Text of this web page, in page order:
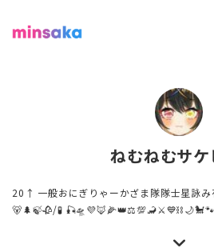
ねむねむサケ
20↑ 一般おにぎりゃーかざま隊隊士星詠
🐻🌲🍃🥀/🧪